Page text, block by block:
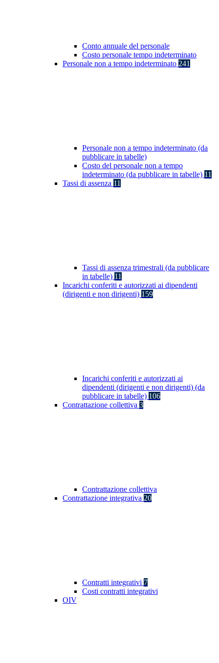
Conto annuale del personale
Costo personale tempo indeterminato
Personale non a tempo indeterminato 241
Personale non a tempo indeterminato (da
pubblicare in tabelle)
Costo del personale non a tempo
indeterminato (da pubblicare in tabelle) 11
Tassi di assenza 11
Tassi di assenza trimestrali (da pubblicare
in tabelle) 11
Incarichi conferiti e autorizzati ai dipendenti
(dirigenti e non dirigenti) 159
Incarichi conferiti e autorizzati ai
dipendenti (dirigenti e non dirigenti) (da
pubblicare in tabelle) 106
Contrattazione collettiva 3
Contrattazione collettiva
Contrattazione integrativa 20
Contratti integrativi 7
Costi contratti integrativi
OIV